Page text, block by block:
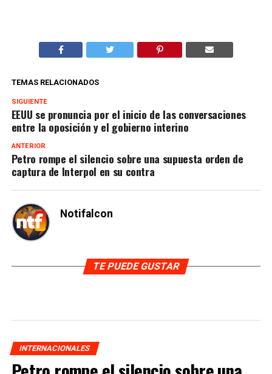
TEMAS RELACIONADOS
SIGUIENTE
EEUU se pronuncia por el inicio de las conversaciones
entre la oposición y el gobierno interino
ANTERIOR
Petro rompe el silencio sobre una supuesta orden de
captura de Interpol en su contra
Notifalcon
TE PUEDE GUSTAR
INTERNACIONALES